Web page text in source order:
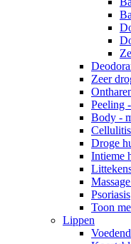
Zeer
Peeling
Body -
Droge
Intieme
Psoriasis
Toon
Lippen
Voedend